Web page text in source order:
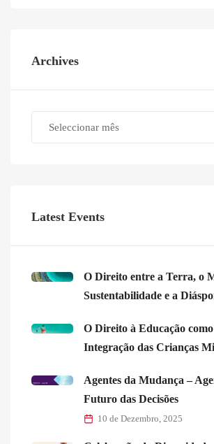
Archives
Latest Events
O Direito entre a Terra, o
Sustentabilidade e a
O Direito à Educação
Integração das Crianças
Agentes da Mudança –
Futuro das Decisões
10 de Dezembro, 2025